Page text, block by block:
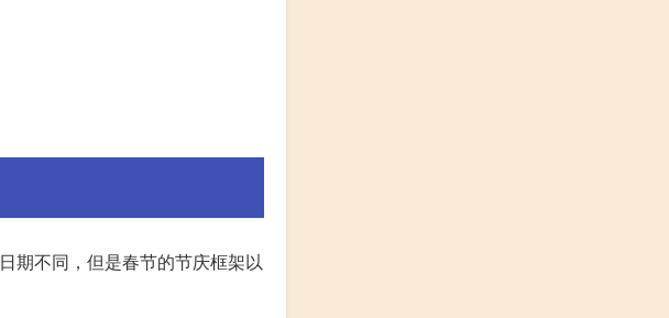
日期不同，但是春节的节庆框架以